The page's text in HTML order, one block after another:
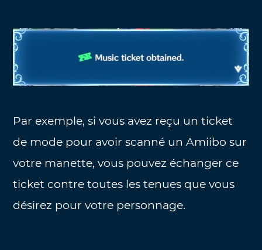
Par exemple, si vous avez reçu un ticket
de mode pour avoir scanné un Amiibo sur
votre manette, vous pouvez échanger ce
ticket contre toutes les tenues que vous
désirez pour votre personnage.